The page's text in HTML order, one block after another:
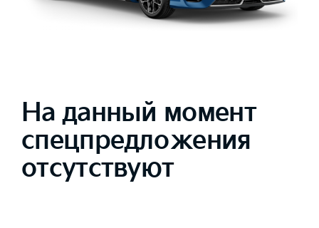
На данный момент
спецпредложения
отсутствуют